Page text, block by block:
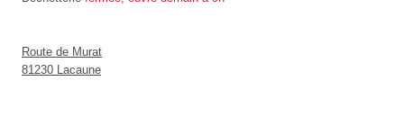
Route de Murat
81230 Lacaune